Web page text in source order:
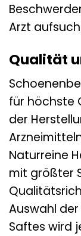
Arzt
Qualität
für höchste
der
Naturreine
mit größter
Auswahl
Saftes wird